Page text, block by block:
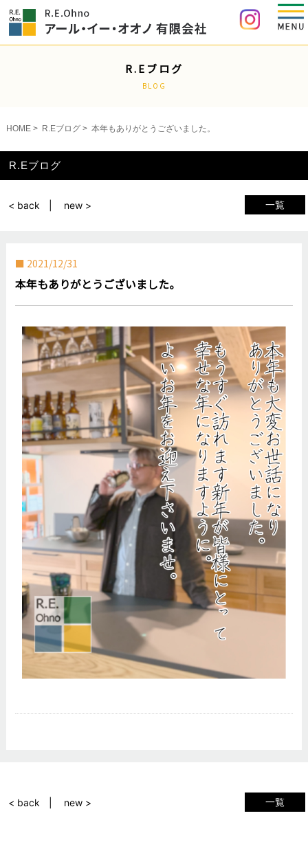
R.Eブログ
BLOG
HOME R.Eブログ 本年もありがとうございました。
R.Eブログ
一覧
< back new >
2021/12/31
本年もありがとうございました。
一覧
< back new >